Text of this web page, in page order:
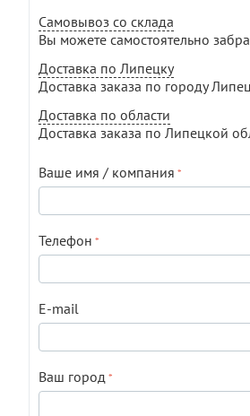
Самовывоз со склада
Вы можете самостоятельно
Доставка по Липецку
Доставка заказа по городу
Доставка по области
Доставка заказа по Липецкой
Ваше имя / компания
Телефон
E-mail
Ваш город